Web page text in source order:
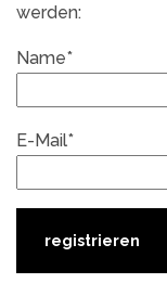
werden:
Name*
E-Mail*